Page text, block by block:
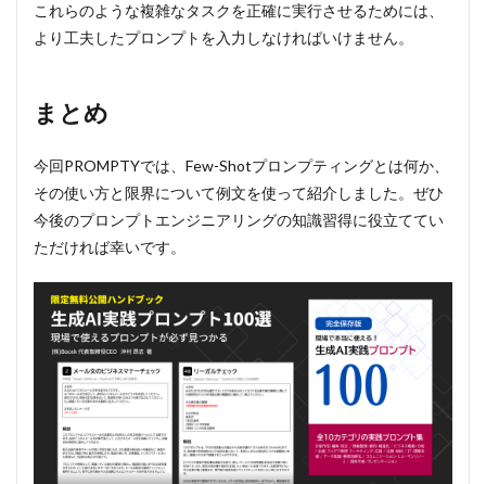
これらのような複雑なタスクを正確に実行させるためには、
より工夫したプロンプトを入力しなければいけません。
まとめ
今回PROMPTYでは、Few-Shotプロンプティングとは何か、
その使い方と限界について例文を使って紹介しました。ぜひ
今後のプロンプトエンジニアリングの知識習得に役立ててい
ただければ幸いです。